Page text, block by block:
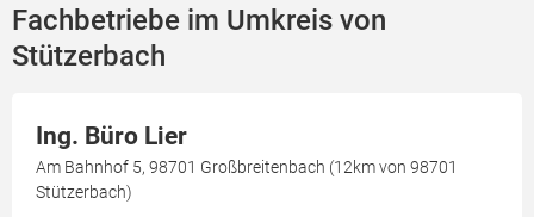
Fachbetriebe im Umkreis von
Stützerbach
Ing. Büro Lier
Am Bahnhof 5, 98701 Großbreitenbach (12km von 98701
Stützerbach)